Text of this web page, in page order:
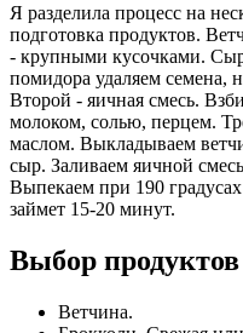
Я разделила процесс на
подготовка продуктов.
- крупными кусочками.
помидора удаляем семена,
Второй - яичная смесь.
молоком, солью, перцем.
маслом. Выкладываем
сыр. Заливаем яичной
Выпекаем при 190
займет 15-20 минут.
Выбор продуктов
Ветчина.